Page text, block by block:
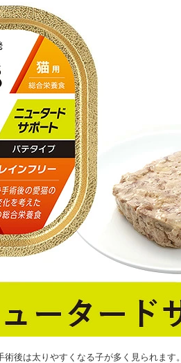
術後は太りやすくなる子が多く見られます。